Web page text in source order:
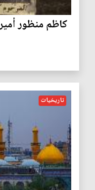
كاظم منظور
تاريخيات